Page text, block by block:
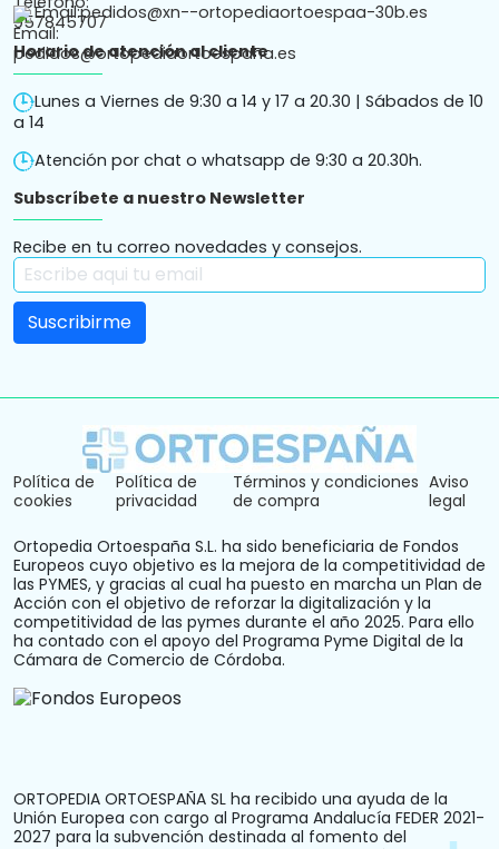
Email:pedidos@xn--ortopediaortoespaa-30b.es
Horario de atención al cliente
Lunes a Viernes de 9:30 a 14 y 17 a 20.30 | Sábados de 10
a 14
Atención por chat o whatsapp de 9:30 a 20.30h.
Subscríbete a nuestro Newsletter
Recibe en tu correo novedades y consejos.
Política de
cookies
Política de
privacidad
Términos y condiciones
de compra
Aviso
legal
Ortopedia Ortoespaña S.L. ha sido beneficiaria de Fondos
Europeos cuyo objetivo es la mejora de la competitividad de
las PYMES, y gracias al cual ha puesto en marcha un Plan de
Acción con el objetivo de reforzar la digitalización y la
competitividad de las pymes durante el año 2025. Para ello
ha contado con el apoyo del Programa Pyme Digital de la
Cámara de Comercio de Córdoba.
ORTOPEDIA ORTOESPAÑA SL ha recibido una ayuda de la
Unión Europea con cargo al Programa Andalucía FEDER 2021-
2027 para la subvención destinada al fomento del